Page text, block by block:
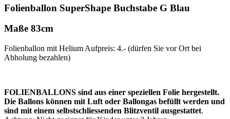
Folienballon SuperShape Buchstabe G Blau
Maße 83cm
Folienballon mit Helium Aufpreis: 4.- (dürfen Sie vor Ort bei
Abholung bezahlen)
FOLIENBALLONS sind aus einer speziellen Folie hergestellt.
Die Ballons können mit Luft oder Ballongas befüllt werden und
sind mit einem selbstschliessenden Blitzventil ausgestattet.